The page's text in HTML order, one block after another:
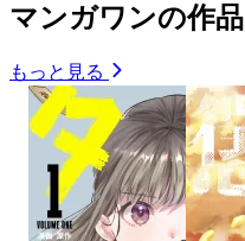
マンガワンの作品
もっと見る